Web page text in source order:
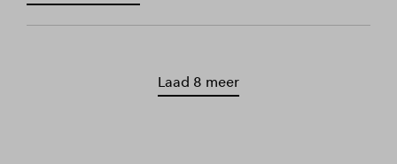
Laad 8 meer